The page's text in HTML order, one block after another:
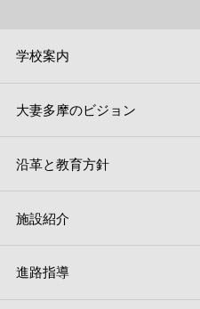
学校案内
施設紹介
大妻多摩のビジョン
進路指導
沿革と教育方針